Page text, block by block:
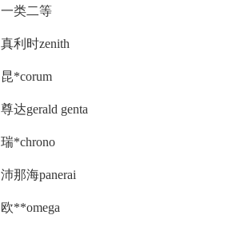
一类二等
真利时zenith
昆*corum
尊达gerald genta
瑞*chrono
沛那海panerai
欧**omega